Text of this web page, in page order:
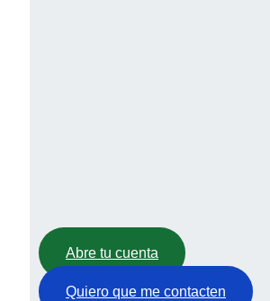
Abre tu cuenta
Quiero que me contacten